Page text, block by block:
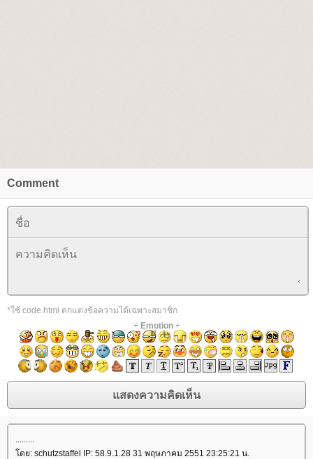
Comment
*ใช้ code html ตกแต่งข้อความได้เฉพาะสมาชิก
+ Emotion+
.........
ดย: schutzstaffel IP: 58.9.1.28 31 พฤษภาคม 2551 23:25:21 น.